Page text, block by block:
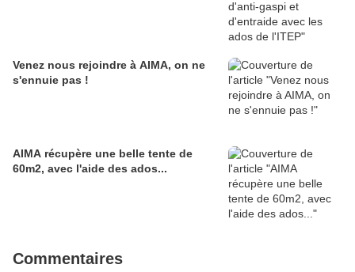
Venez nous rejoindre à AIMA, on ne
s'ennuie pas !
AIMA récupère une belle tente de
60m2, avec l'aide des ados...
Commentaires